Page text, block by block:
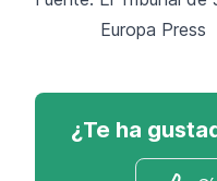
Europa Press
¿Te ha